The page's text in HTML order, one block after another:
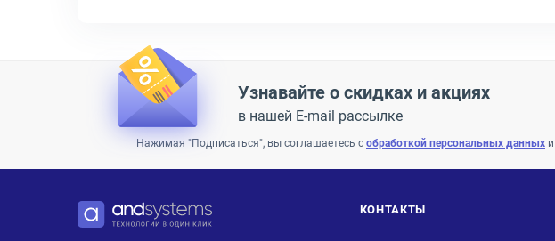
Узнавайте о скидках и акциях
в нашей E-mail рассылке
Нажимая "Подписаться", вы соглашаетесь с обработкой персональных данных и
КОНТАКТЫ